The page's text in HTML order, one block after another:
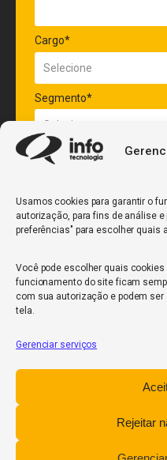
Usamos cookies para garantir o
autorização, para fins de análise
preferências" para escolher quais
Você pode escolher quais
funcionamento do site ficam
com sua autorização e podem
tela.
Gerenciar serviços
Rejeitar
Cargo*
Segmento*
Quantidade de veículos
Relatório de